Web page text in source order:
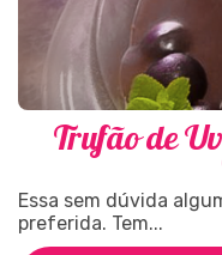
Trufão de
Essa sem dúvida
preferida. Tem...